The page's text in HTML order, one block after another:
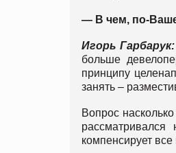
— В чем, по-
Игорь Гарбарук:
больше
принципу
занять –
Вопрос
компенсирует